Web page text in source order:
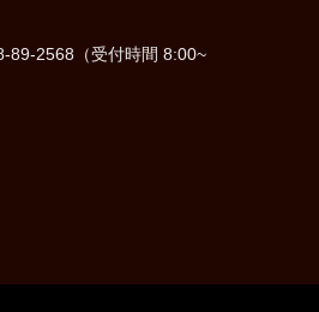
89-2568（受付時間 8:00~